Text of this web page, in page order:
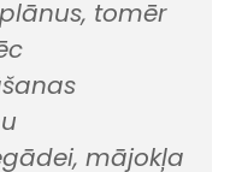
tomēr
mājokļa